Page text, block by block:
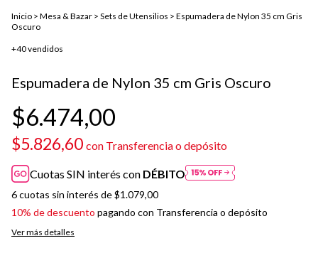
Inicio > Mesa & Bazar > Sets de Utensilios > Espumadera de Nylon 35 cm Gris
Oscuro
+40 vendidos
Espumadera de Nylon 35 cm Gris Oscuro
$6.474,00
$5.826,60 con Transferencia o depósito
Cuotas SIN interés con DÉBITO
6cuotas sin interés de$1.079,00
10% de descuento pagando con Transferencia o depósito
Ver más detalles